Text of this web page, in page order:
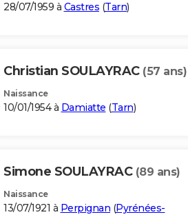
28/07/1959 à Castres (Tarn)
Christian SOULAYRAC (57 ans)
Naissance
10/01/1954 à Damiatte (Tarn)
Simone SOULAYRAC (89 ans)
Naissance
13/07/1921 à Perpignan (Pyrénées-